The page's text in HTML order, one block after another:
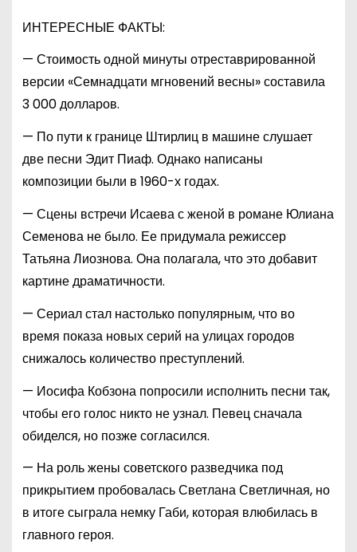
ИНТЕРЕСНЫЕ ФАКТЫ:
— Стоимость одной минуты отреставрированной
версии «Семнадцати мгновений весны» составила
3 000 долларов.
— По пути к границе Штирлиц в машине слушает
две песни Эдит Пиаф. Однако написаны
композиции были в 1960-х годах.
— Сцены встречи Исаева с женой в романе Юлиана
Семенова не было. Ее придумала режиссер
Татьяна Лиознова. Она полагала, что это добавит
картине драматичности.
— Сериал стал настолько популярным, что во
время показа новых серий на улицах городов
снижалось количество преступлений.
— Иосифа Кобзона попросили исполнить песни так,
чтобы его голос никто не узнал. Певец сначала
обиделся, но позже согласился.
— На роль жены советского разведчика под
прикрытием пробовалась Светлана Светличная, но
в итоге сыграла немку Габи, которая влюбилась в
главного героя.